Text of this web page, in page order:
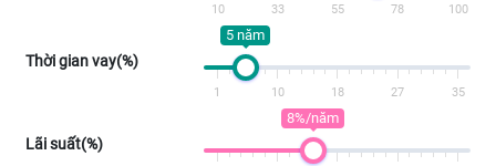
10 33 55 78 100
Thời gian vay(%)
5 năm
1 10 18 27 35
Lãi suất(%)
8%/năm